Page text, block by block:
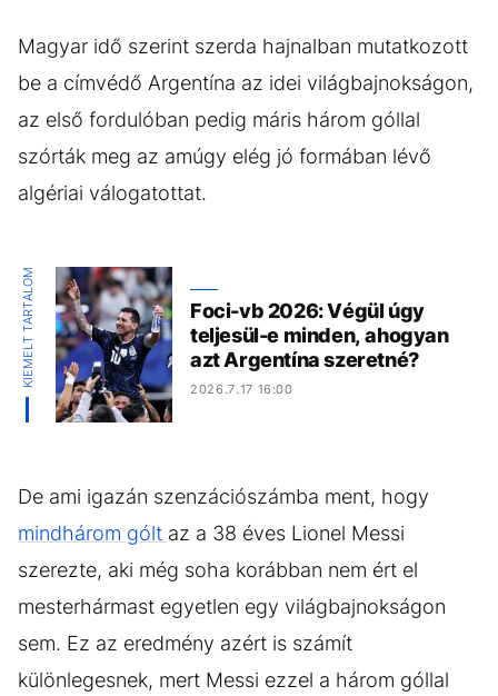
Magyar idő szerint szerda hajnalban mutatkozott
be a címvédő Argentína az idei világbajnokságon,
az első fordulóban pedig máris három góllal
szórták meg az amúgy elég jó formában lévő
algériai válogatottat.
KIEMELT TARTALOM
Foci-vb 2026: Végül úgy
teljesül-e minden, ahogyan
azt Argentína szeretné?
2026.7.17 16:00
De ami igazán szenzációszámba ment, hogy
mindhárom gólt az a 38 éves Lionel Messi
szerezte, aki még soha korábban nem ért el
mesterhármast egyetlen egy világbajnokságon
sem. Ez az eredmény azért is számít
különlegesnek, mert Messi ezzel a három góllal